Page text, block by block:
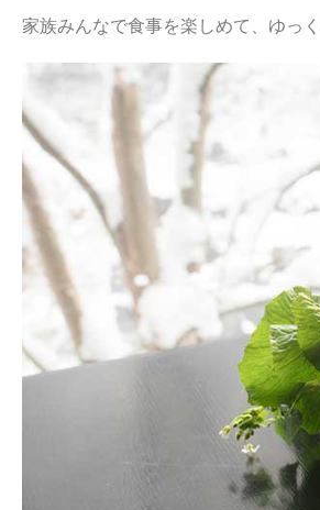
家族みんなで食事を楽しめて、ゆっ